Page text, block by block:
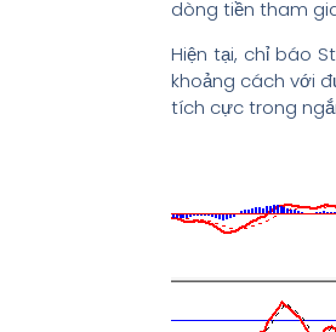
dòng tiền tham
Hiện tại, chỉ báo
khoảng cách với
tích cực trong